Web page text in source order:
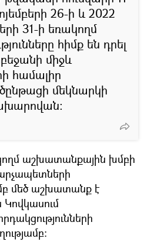
26-ի և 2022
31-ի եռակողմ
հիմք են դրել
միջև
համալիր
մեկնարկի
աշխատանքային խմբի
մեծ աշխատանք է